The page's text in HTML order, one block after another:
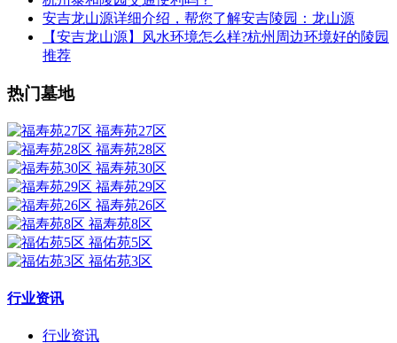
安吉龙山源详细介绍，帮您了解安吉陵园：龙山源
【安吉龙山源】风水环境怎么样?杭州周边环境好的陵园
推荐
热门墓地
福寿苑27区
福寿苑28区
福寿苑30区
福寿苑29区
福寿苑26区
福寿苑8区
福佑苑5区
福佑苑3区
行业资讯
行业资讯